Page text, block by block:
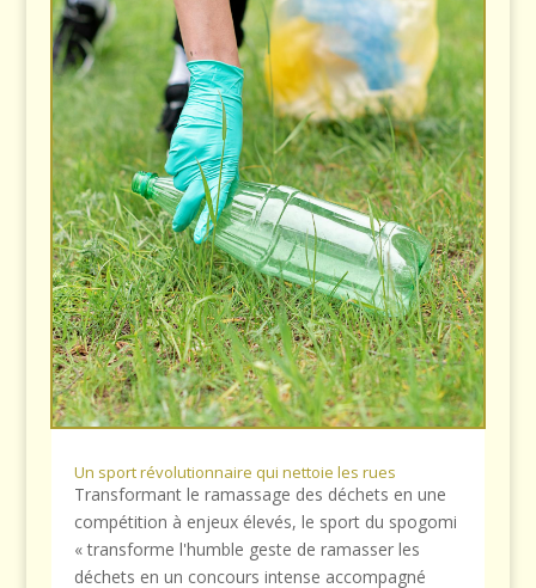
Un sport révolutionnaire qui nettoie les rues
Transformant le ramassage des déchets en une
compétition à enjeux élevés, le sport du spogomi
« transforme l'humble geste de ramasser les
déchets en un concours intense accompagné